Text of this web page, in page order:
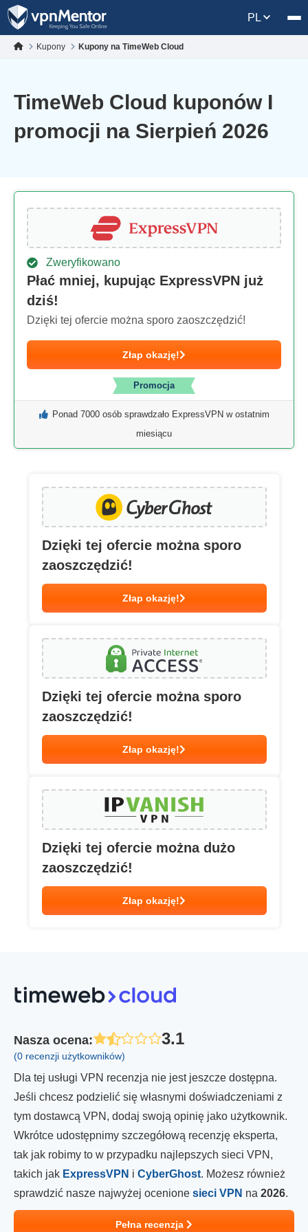
PL
Kupony Kupony na TimeWeb Cloud
TimeWeb Cloud kuponów I
promocji na Sierpień 2026
Zweryfikowano
Płać mniej, kupując ExpressVPN już
dziś!
Dzięki tej ofercie można sporo zaoszczędzić!
Złap okazję!
Promocja
Ponad 7000 osób sprawdzało ExpressVPN w ostatnim
miesiącu
Dzięki tej ofercie można sporo
zaoszczędzić!
Złap okazję!
Dzięki tej ofercie można sporo
zaoszczędzić!
Złap okazję!
Dzięki tej ofercie można dużo
zaoszczędzić!
Złap okazję!
Nasza ocena: 3.1
(0 recenzji użytkowników)
Dla tej usługi VPN recenzja nie jest jeszcze dostępna.
Jeśli chcesz podzielić się własnymi doświadczeniami z
tym dostawcą VPN, dodaj swoją opinię jako użytkownik.
Wkrótce udostępnimy szczegółową recenzję eksperta,
tak jak robimy to w przypadku najlepszych sieci VPN,
takich jak ExpressVPN i CyberGhost. Możesz również
sprawdzić nasze najwyżej ocenione sieci VPN na 2026.
Pełna recenzja